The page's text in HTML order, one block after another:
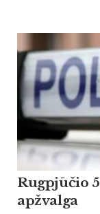
Rugpjūčio
apžvalga